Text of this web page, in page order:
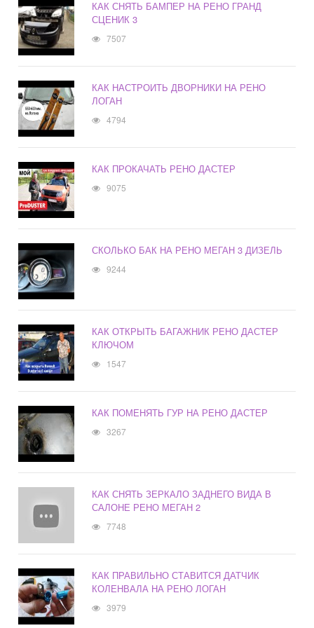
КАК СНЯТЬ БАМПЕР НА РЕНО ГРАНД
СЦЕНИК 3
7507
КАК НАСТРОИТЬ ДВОРНИКИ НА РЕНО
ЛОГАН
4794
КАК ПРОКАЧАТЬ РЕНО ДАСТЕР
9075
СКОЛЬКО БАК НА РЕНО МЕГАН 3 ДИЗЕЛЬ
9244
КАК ОТКРЫТЬ БАГАЖНИК РЕНО ДАСТЕР
КЛЮЧОМ
1547
КАК ПОМЕНЯТЬ ГУР НА РЕНО ДАСТЕР
3267
КАК СНЯТЬ ЗЕРКАЛО ЗАДНЕГО ВИДА В
САЛОНЕ РЕНО МЕГАН 2
7748
КАК ПРАВИЛЬНО СТАВИТСЯ ДАТЧИК
КОЛЕНВАЛА НА РЕНО ЛОГАН
3979